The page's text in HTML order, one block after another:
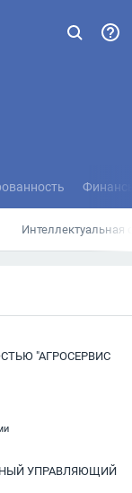
Интеллектуальная
"АГРОСЕРВИС
УПРАВЛЯЮЩИЙ